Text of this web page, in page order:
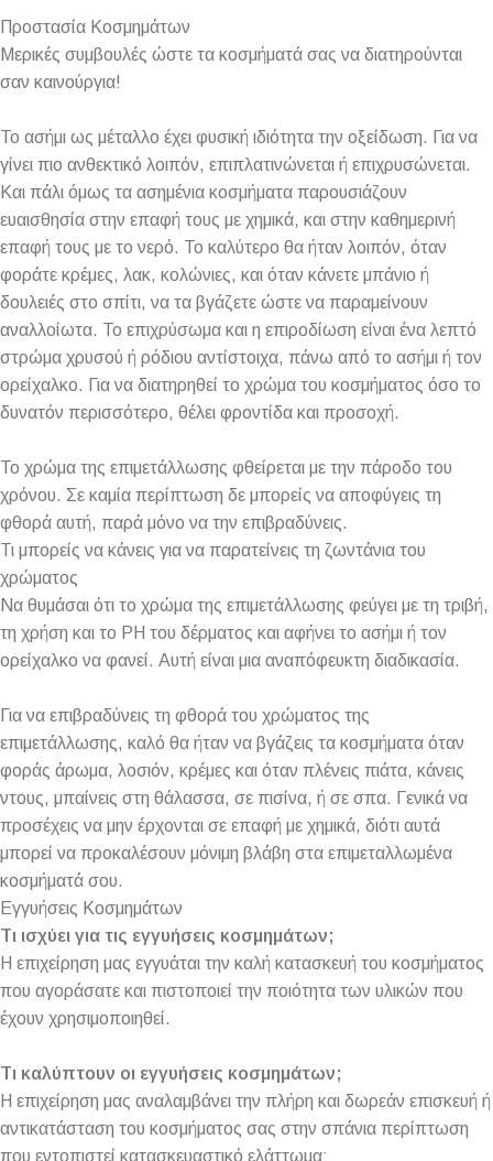
Προστασία Κοσμημάτων
Μερικές συμβουλές ώστε τα κοσμήματά σας να διατηρούνται
σαν καινούργια!
Το ασήμι ως μέταλλο έχει φυσική ιδιότητα την οξείδωση. Για να
γίνει πιο ανθεκτικό λοιπόν, επιπλατινώνεται ή επιχρυσώνεται.
Και πάλι όμως τα ασημένια κοσμήματα παρουσιάζουν
ευαισθησία στην επαφή τους με χημικά, και στην καθημερινή
επαφή τους με το νερό. Το καλύτερο θα ήταν λοιπόν, όταν
φοράτε κρέμες, λακ, κολώνιες, και όταν κάνετε μπάνιο ή
δουλειές στο σπίτι, να τα βγάζετε ώστε να παραμείνουν
αναλλοίωτα. Το επιχρύσωμα και η επιροδίωση είναι ένα λεπτό
στρώμα χρυσού ή ρόδιου αντίστοιχα, πάνω από το ασήμι ή τον
ορείχαλκο. Για να διατηρηθεί το χρώμα του κοσμήματος όσο το
δυνατόν περισσότερο, θέλει φροντίδα και προσοχή.
Το χρώμα της επιμετάλλωσης φθείρεται με την πάροδο του
χρόνου. Σε καμία περίπτωση δε μπορείς να αποφύγεις τη
φθορά αυτή, παρά μόνο να την επιβραδύνεις.
Τι μπορείς να κάνεις για να παρατείνεις τη ζωντάνια του
χρώματος
Να θυμάσαι ότι το χρώμα της επιμετάλλωσης φεύγει με τη τριβή,
τη χρήση και το PH του δέρματος και αφήνει το ασήμι ή τον
ορείχαλκο να φανεί. Αυτή είναι μια αναπόφευκτη διαδικασία.
Για να επιβραδύνεις τη φθορά του χρώματος της
επιμετάλλωσης, καλό θα ήταν να βγάζεις τα κοσμήματα όταν
φοράς άρωμα, λοσιόν, κρέμες και όταν πλένεις πιάτα, κάνεις
ντους, μπαίνεις στη θάλασσα, σε πισίνα, ή σε σπα. Γενικά να
προσέχεις να μην έρχονται σε επαφή με χημικά, διότι αυτά
μπορεί να προκαλέσουν μόνιμη βλάβη στα επιμεταλλωμένα
κοσμήματά σου.
Εγγυήσεις Κοσμημάτων
Τι ισχύει για τις εγγυήσεις κοσμημάτων;
Η επιχείρηση μας εγγυάται την καλή κατασκευή του κοσμήματος
που αγοράσατε και πιστοποιεί την ποιότητα των υλικών που
έχουν χρησιμοποιηθεί.
Τι καλύπτουν οι εγγυήσεις κοσμημάτων;
Η επιχείρηση μας αναλαμβάνει την πλήρη και δωρεάν επισκευή ή
αντικατάσταση του κοσμήματος σας στην σπάνια περίπτωση
που εντοπιστεί κατασκευαστικό ελάττωμα: